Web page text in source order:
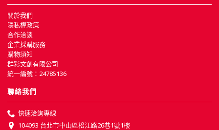
關於我們
隱私權政策
合作洽談
企業採購服務
購物須知
群彩文創有限公司
統一編號：24785136
聯絡我們
快速洽詢專線
104093 台北市中山區松江路26巷1號1樓